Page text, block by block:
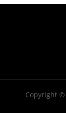
Copyright ©